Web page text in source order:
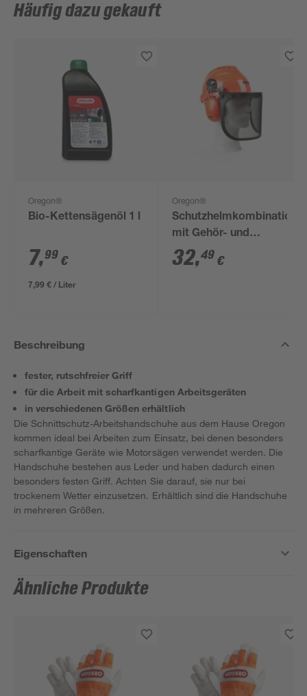
Häufig dazu gekauft
Oregon®
Bio-Kettensägenöl 1 l
7,99 €
7,99 € / Liter
Oregon®
Schutzhelmkombination
mit Gehör- und
Gesichtsschutz, 52-
62 cm, orange
32,49 €
Beschreibung
fester, rutschfreier Griff
für die Arbeit mit scharfkantigen Arbeitsgeräten
in verschiedenen Größen erhältlich
Die Schnittschutz-Arbeitshandschuhe aus dem Hause Oregon
kommen ideal bei Arbeiten zum Einsatz, bei denen besonders
scharfkantige Geräte wie Motorsägen verwendet werden. Die
Handschuhe bestehen aus Leder und haben dadurch einen
besonders festen Griff. Achten Sie darauf, sie nur bei
trockenem Wetter einzusetzen. Erhältlich sind die Handschuhe
in mehreren Größen.
Eigenschaften
Ähnliche Produkte